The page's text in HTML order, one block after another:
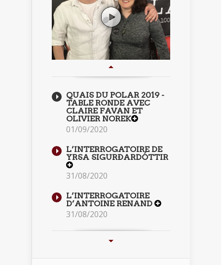
QUAIS DU POLAR 2019 -
TABLE RONDE AVEC
CLAIRE FAVAN ET
OLIVIER NOREK
01/09/2020
L’INTERROGATOIRE DE
YRSA SIGURÐARDÓTTIR
31/08/2020
L’INTERROGATOIRE
D’ANTOINE RENAND
31/08/2020